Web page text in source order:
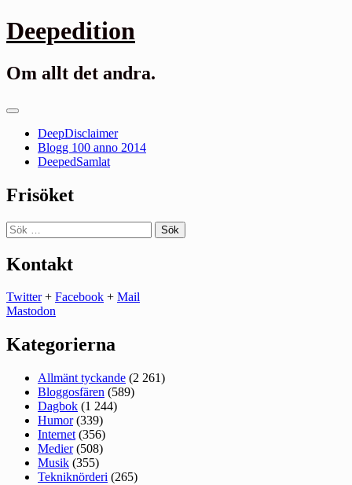
Gå
till
Deepedition
Om allt det andra.
Primär
DeepDisclaimer
Blogg 100 anno 2014
DeepedSamlat
Frisöket
Sök
efter:
Kontakt
Twitter+ Facebook + Mail
Mastodon
Kategorierna
Allmänt tyckande (2 261)
Bloggosfären (589)
Dagbok (1 244)
Humor(339)
Internet (356)
Medier(508)
Musik (355)
Tekniknörderi (265)